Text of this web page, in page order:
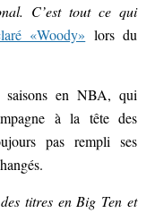
C’est tout ce qui
«Woody» lors du
en NBA, qui
à la tête des
pas rempli ses
titres en Big Ten et